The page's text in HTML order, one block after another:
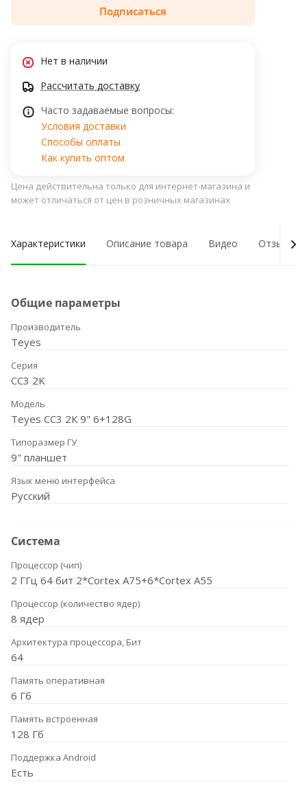
Подписаться
Нет в наличии
Рассчитать доставку
Часто задаваемые вопросы:
Условия доставки
Способы оплаты
Как купить оптом
Цена действительна только для интернет-магазина и
может отличаться от цен в розничных магазинах
Характеристики Описание товара Видео Отзывы о
Общие параметры
Производитель
Teyes
Серия
CC3 2K
Модель
Teyes CC3 2К 9" 6+128G
Типоразмер ГУ
9" планшет
Язык меню интерфейса
Русский
Система
Процессор (чип)
2 ГГц 64 бит 2*Cortex A75+6*Cortex A55
Процессор (количество ядер)
8 ядер
Архитектура процессора, Бит
64
Память оперативная
6 Гб
Память встроенная
128 Гб
Поддержка Android
Есть